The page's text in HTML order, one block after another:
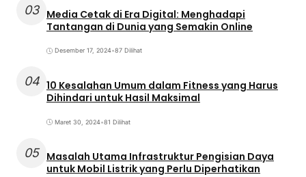
03 Media Cetak di Era Digital: Menghadapi
Tantangan di Dunia yang Semakin Online
Desember 17, 2024•87 Dilihat
04 10 Kesalahan Umum dalam Fitness yang Harus
Dihindari untuk Hasil Maksimal
Maret 30, 2024•81 Dilihat
05 Masalah Utama Infrastruktur Pengisian Daya
untuk Mobil Listrik yang Perlu Diperhatikan